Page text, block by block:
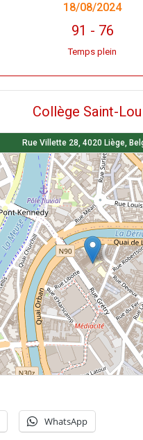
18/08/2024
91 - 76
Temps plein
Collège Saint-
Rue Villette 28, 4020 Liège,
WhatsApp